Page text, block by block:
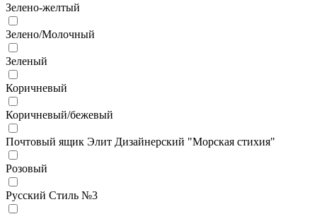
Зелено-желтый
Зелено/Молочный
Зеленый
Коричневый
Коричневый/бежевый
Почтовый ящик Элит Дизайнерский "Морская стихия"
Розовый
Русский Стиль №3